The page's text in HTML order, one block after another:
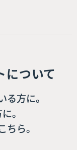
について
方に。
。
ら。